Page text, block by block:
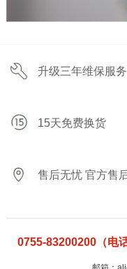
升级三年维保服务
15天免费换货
售后无忧 官方售
0755-83200200（电